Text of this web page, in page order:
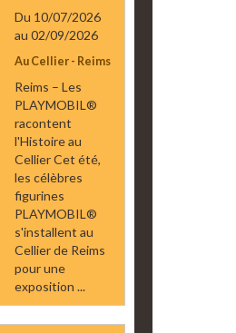
Du 10/07/2026
au 02/09/2026
Au Cellier - Reims
Reims – Les
PLAYMOBIL®
racontent
l'Histoire au
Cellier Cet été,
les célèbres
figurines
PLAYMOBIL®
s'installent au
Cellier de Reims
pour une
exposition ...